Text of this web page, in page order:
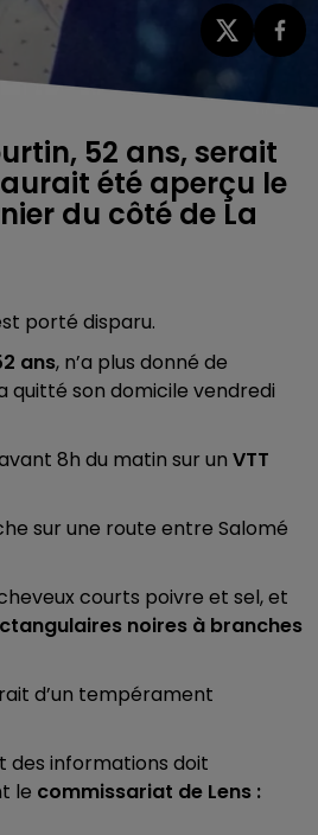
52 ans, serait
été aperçu le
du côté de La
porté disparu.
ans, n’a plus donné de
quitté son domicile vendredi
8h du matin sur un VTT
sur une route entre Salomé
courts poivre et sel, et
noires à branches
d’un tempérament
des informations doit
le commissariat de Lens :